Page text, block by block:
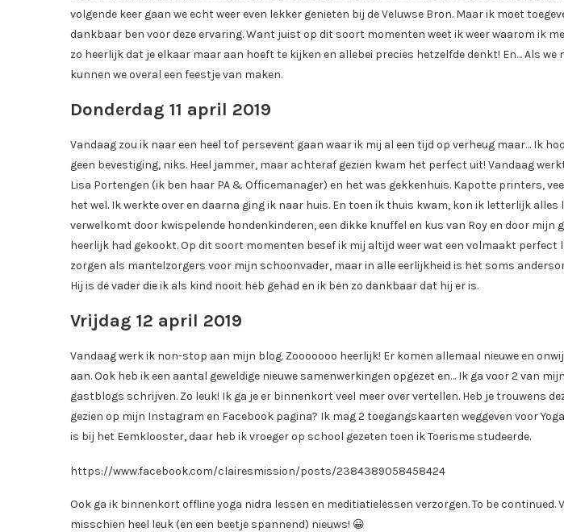
volgende keer gaan we echt weer even lekker genieten bij de Veluwse Bron. Maar ik moet
dankbaar ben voor deze ervaring. Want juist op dit soort momenten weet ik weer waarom ik
zo heerlijk dat je elkaar maar aan hoeft te kijken en allebei precies hetzelfde denkt! En… Als we
kunnen we overal een feestje van maken.
Donderdag 11 april 2019
Vandaag zou ik naar een heel tof persevent gaan waar ik mij al een tijd op verheug maar… Ik
geen bevestiging, niks. Heel jammer, maar achteraf gezien kwam het perfect uit! Vandaag
Lisa Portengen (ik ben haar PA & Officemanager) en het was gekkenhuis. Kapotte printers,
het wel. Ik werkte over en daarna ging ik naar huis. En toen ik thuis kwam, kon ik letterlijk alles
verwelkomt door kwispelende hondenkinderen, een dikke knuffel en kus van Roy en door mijn
heerlijk had gekookt. Op dit soort momenten besef ik mij altijd weer wat een volmaakt perfect
zorgen als mantelzorgers voor mijn schoonvader, maar in alle eerlijkheid is het soms
Hij is de vader die ik als kind nooit heb gehad en ik ben zo dankbaar dat hij er is.
Vrijdag 12 april 2019
Vandaag werk ik non-stop aan mijn blog. Zooooooo heerlijk! Er komen allemaal nieuwe en
aan. Ook heb ik een aantal geweldige nieuwe samenwerkingen opgezet en… Ik ga voor 2 van
gastblogs schrijven. Zo leuk! Ik ga je er binnenkort veel meer over vertellen. Heb je trouwens
gezien op mijn Instagram en Facebook pagina? Ik mag 2 toegangskaarten weggeven voor
is bij het Eemklooster, daar heb ik vroeger op school gezeten toen ik Toerisme studeerde.
https://www.facebook.com/clairesmission/posts/2384389058458424
Ook ga ik binnenkort offline yoga nidra lessen en meditiatielessen verzorgen. To be continued.
misschien heel leuk (en een beetje spannend) nieuws! 😀